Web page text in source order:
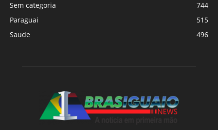
Sem categoria
744
Paraguai
515
Saude
496